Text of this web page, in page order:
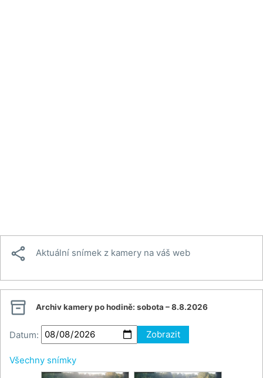
 Aktuální snímek z kamery na váš web
 Archiv kamery po hodině: sobota – 8.8.2026
Datum: Zobrazit
Všechny snímky